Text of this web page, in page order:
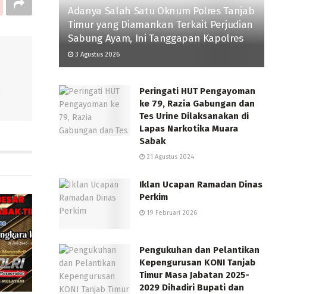
Adanya Salah Satu Oknum Polres Tanjab
Timur yang Diamankan Terkait Perjudian
Sabung Ayam, Ini Tanggapan Kapolres
3 Agustus 2026
Peringati HUT Pengayoman
ke 79, Razia Gabungan dan
Tes Urine Dilaksanakan di
Lapas Narkotika Muara
Sabak
21 Agustus 2024
Iklan Ucapan Ramadan Dinas
Perkim
19 Februari 2026
Pengukuhan dan Pelantikan
Kepengurusan KONI Tanjab
Timur Masa Jabatan 2025-
2029 Dihadiri Bupati dan